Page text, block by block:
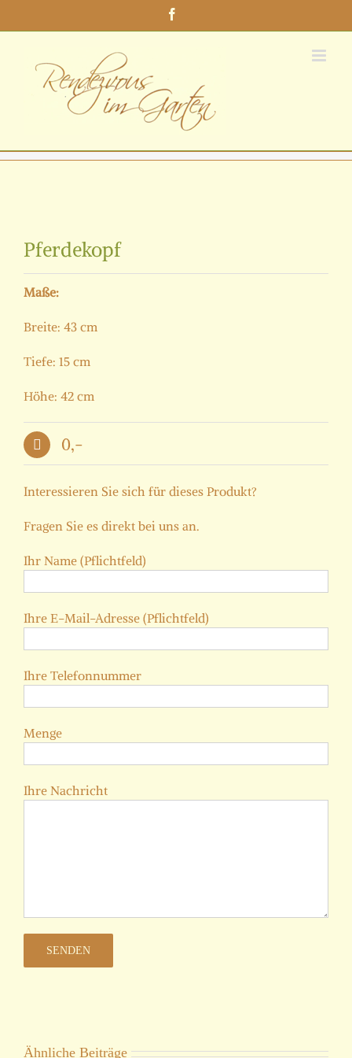
Inhalt
Bild
Pferdekopf
Maße:
Breite: 43 cm
Tiefe: 15 cm
Höhe: 42 cm
0,-
Interessieren Sie sich für dieses Produkt?
Fragen Sie es direkt bei uns an.
Ihr Name (Pflichtfeld)
Ihre E-Mail-Adresse (Pflichtfeld)
Ihre Telefonnummer
Menge
Ihre Nachricht
Ähnliche Beiträge